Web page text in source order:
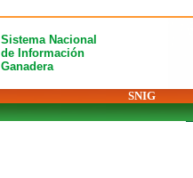
Sistema Nacional
de Información
Ganadera
SNIG